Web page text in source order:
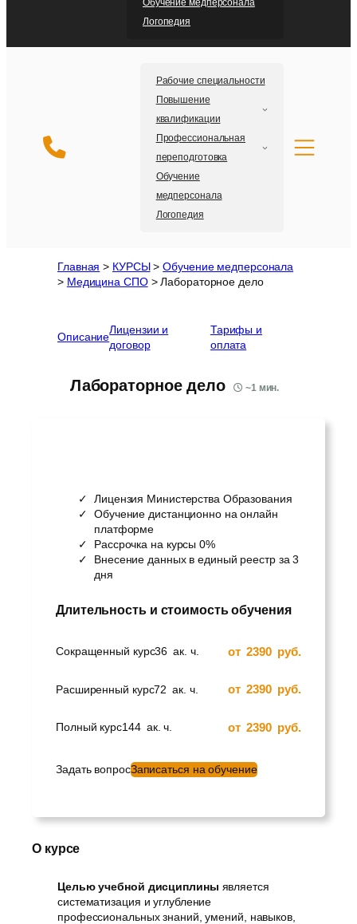
Логопедия
Рабочие специальности
Повышение
квалификации
Профессиональная
переподготовка
Обучение
медперсонала
Логопедия
Главная > КУРСЫ>Обучение медперсонала
> Медицина СПО>Лабораторное дело
Описание
Лицензии и
договор
Тарифы и
оплата
Лабораторное дело ~1мин.
Лицензия Министерства Образования
Обучение дистанционно на онлайн
платформе
Рассрочка на курсы 0%
Внесение данных в единый реестр за 3
дня
Длительность и стоимость обучения
Сокращенный курс36 ак. ч. от 2390 руб.
Расширенный курс72 ак. ч. от 2390 руб.
Полный курс144 ак. ч. от 2390 руб.
Задать вопросЗаписаться на обучение
О курсе
Целью учебной дисциплины является
систематизация и углубление
профессиональных знаний, умений, навыков,